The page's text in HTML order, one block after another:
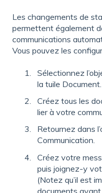
Les changements de
permettent également
communications
Vous pouvez les
Sélectionnez
la tuile Document.
Créez tous les
lier à votre
Retournez dans
Communication.
Créez votre
puis joignez-y
(Notez qu’il est
documents